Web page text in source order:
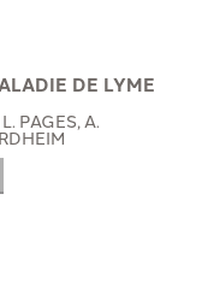
DE LYME
PAGES, A.